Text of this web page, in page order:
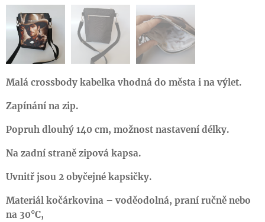
Malá crossbody kabelka vhodná do města i na výlet.
Zapínání na zip.
Popruh dlouhý 140 cm, možnost nastavení délky.
Na zadní straně zipová kapsa.
Uvnitř jsou 2 obyčejné kapsičky.
Materiál kočárkovina – voděodolná, praní ručně nebo
na 30°C,